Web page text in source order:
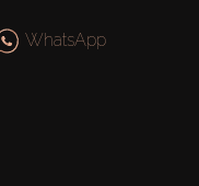
WhatsApp